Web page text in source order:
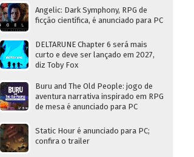
Angelic: Dark Symphony, RPG de
ficção científica, é anunciado para PC
DELTARUNE Chapter 6 será mais
curto e deve ser lançado em 2027,
diz Toby Fox
Buru and The Old People: jogo de
aventura narrativa inspirado em RPG
de mesa é anunciado para PC
Static Hour é anunciado para PC;
confira o trailer